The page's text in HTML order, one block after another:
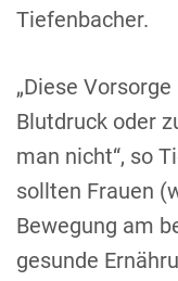
Tiefenbacher.
„Diese
Blutdruck oder
man nicht“, so
sollten Frauen
Bewegung am
gesunde